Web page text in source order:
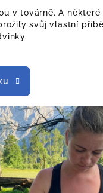
v továrně. A některé
svůj vlastní příběh.